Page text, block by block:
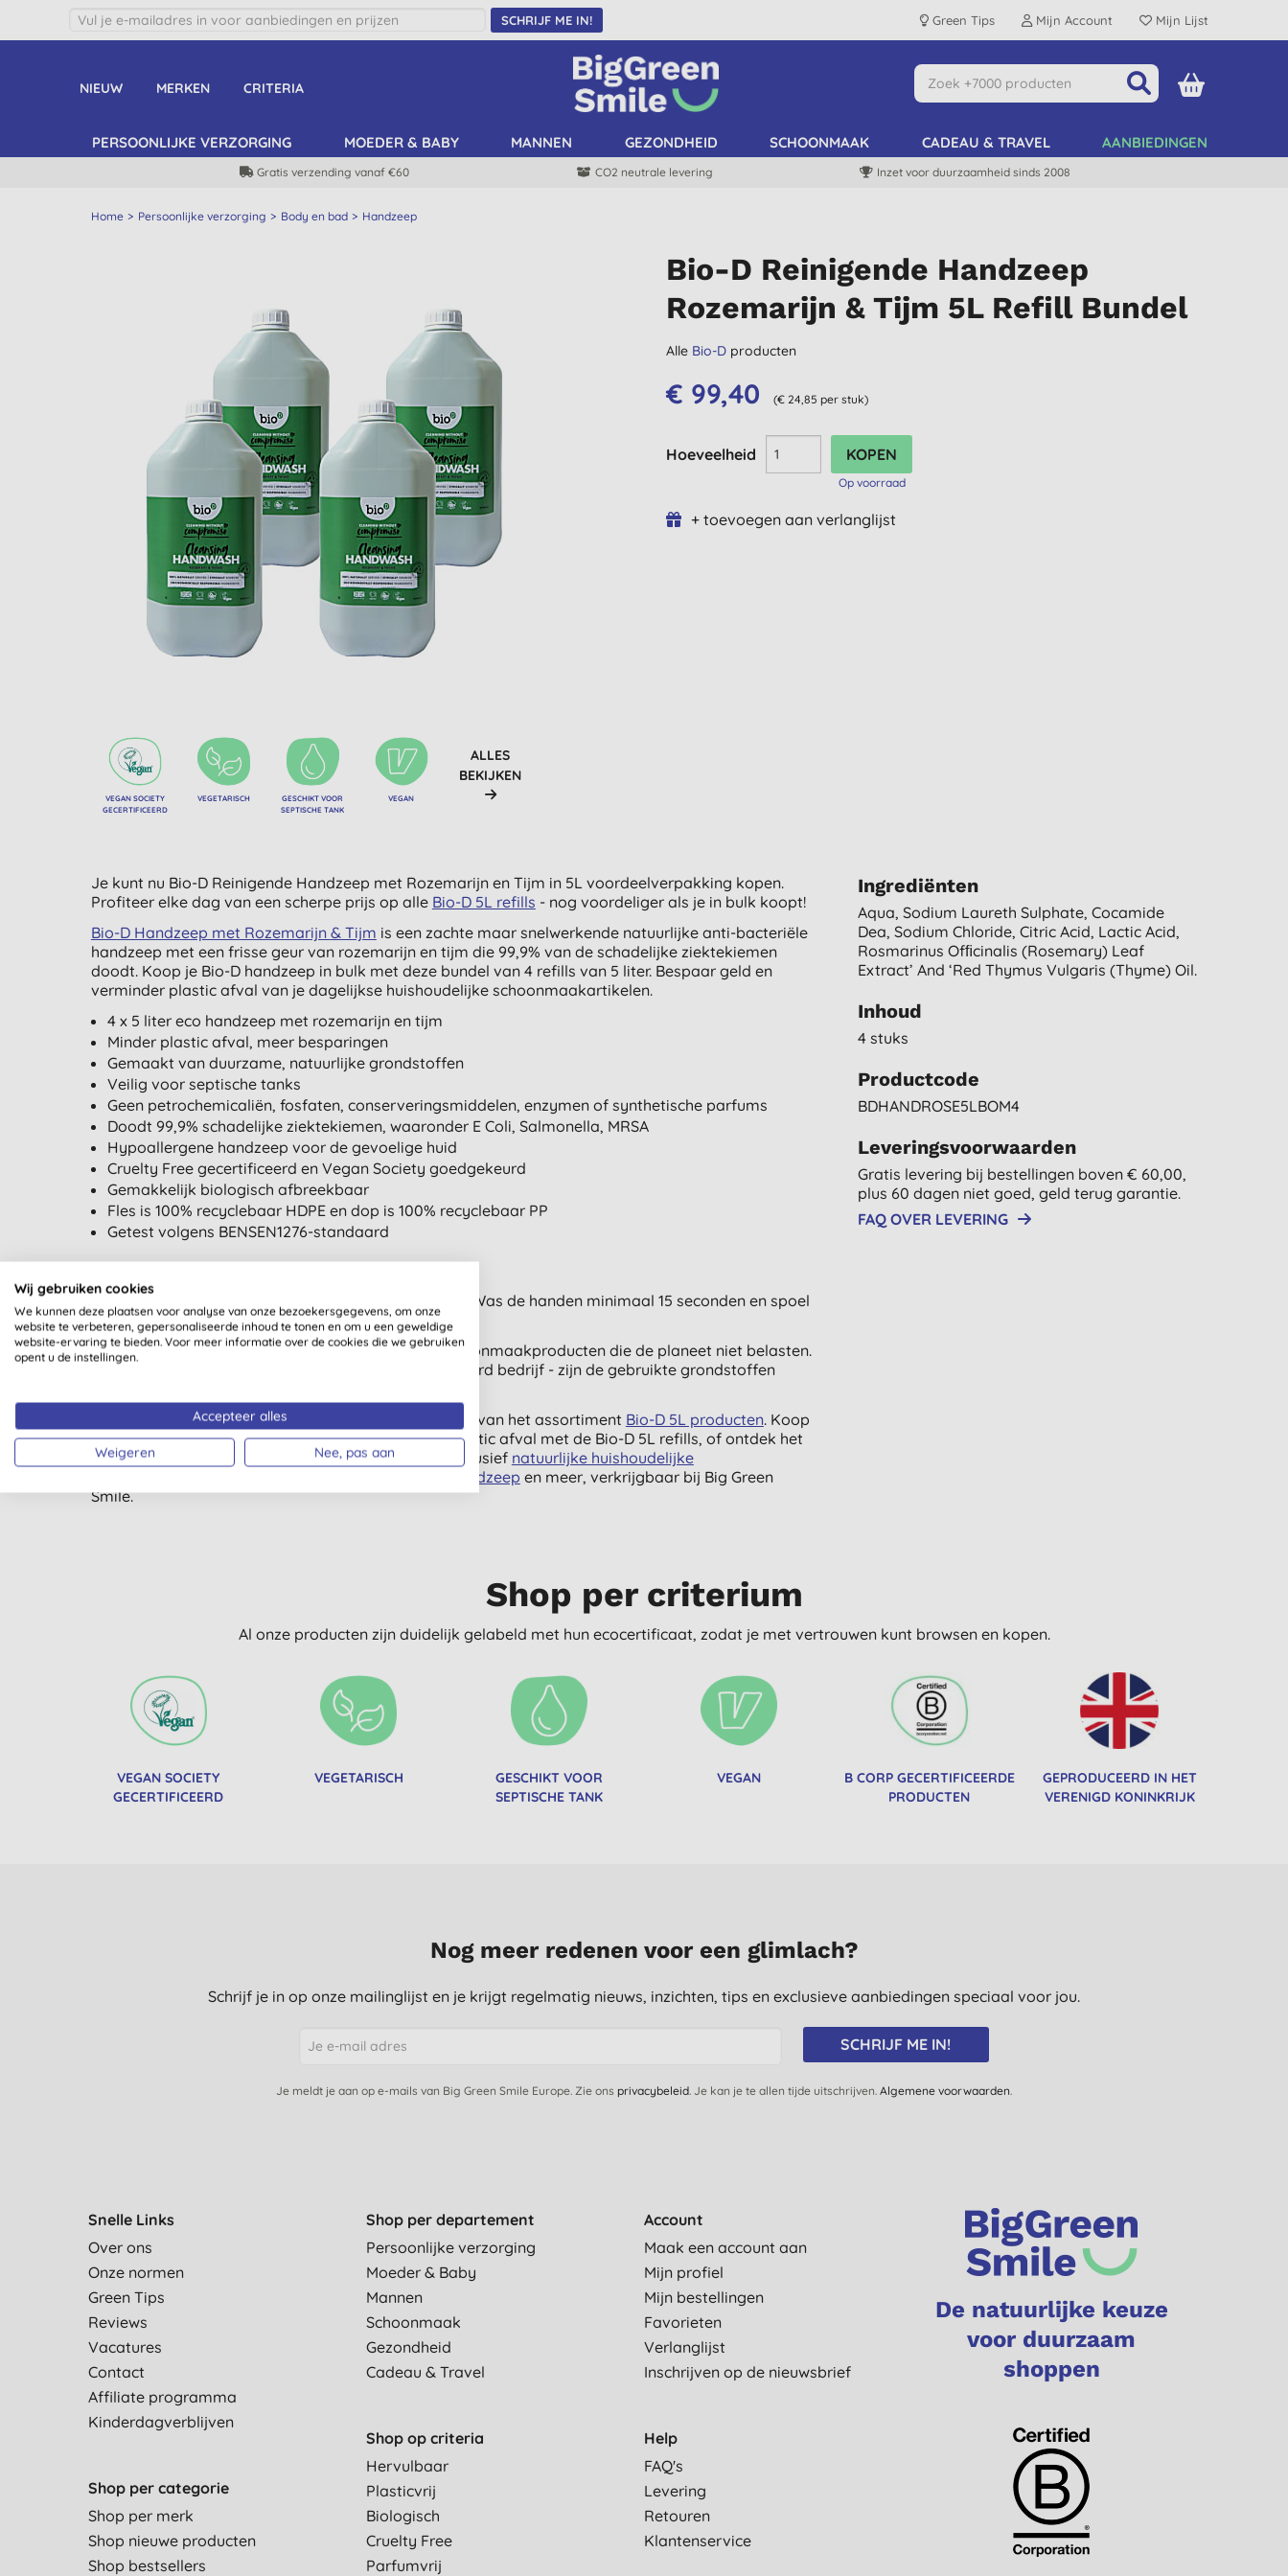
SCHRIJF ME IN! Green Tips Mijn Account Mijn Lijst
NIEUW MERKEN CRITERIA
PERSOONLIJKE VERZORGING MOEDER & BABY MANNEN GEZONDHEID SCHOONMAAK CADEAU & TRAVEL AANBIEDINGEN
Gratis verzending vanaf €60 CO2 neutrale levering Inzet voor duurzaamheid sinds 2008
Home Persoonlijke verzorging Body en bad Handzeep
VEGAN SOCIETY
GECERTIFICEERD
VEGETARISCH
GESCHIKT VOOR
SEPTISCHE TANK
VEGAN
ALLES
BEKIJKEN
Bio-D Reinigende Handzeep
Rozemarijn & Tijm 5L Refill Bundel
Alle Bio-D producten
€ 99,40 (€ 24,85 per stuk)
Hoeveelheid
Op voorraad
+ toevoegen aan verlanglijst
Je kunt nu Bio-D Reinigende Handzeep met Rozemarijn en Tijm in 5L voordeelverpakking kopen.
Profiteer elke dag van een scherpe prijs op alle Bio-D 5L refills - nog voordeliger als je in bulk koopt!
Bio-D Handzeep met Rozemarijn &Tijm is een zachte maar snelwerkende natuurlijke anti-bacteriële
handzeep met een frisse geur van rozemarijn en tijm die 99,9% van de schadelijke ziektekiemen
doodt. Koop je Bio-D handzeep in bulk met deze bundel van 4 refills van 5 liter. Bespaar geld en
verminder plastic afval van je dagelijkse huishoudelijke schoonmaakartikelen.
4 x 5 liter eco handzeep met rozemarijn en tijm
Minder plastic afval, meer besparingen
Gemaakt van duurzame, natuurlijke grondstoffen
Veilig voor septische tanks
Geen petrochemicaliën, fosfaten, conserveringsmiddelen, enzymen of synthetische parfums
Doodt 99,9% schadelijke ziektekiemen, waaronder E Coli, Salmonella, MRSA
Hypoallergene handzeep voor de gevoelige huid
Cruelty Free gecertificeerd en Vegan Society goedgekeurd
Gemakkelijk biologisch afbreekbaar
Fles is 100% recyclebaar HDPE en dop is 100% recyclebaar PP
Getest volgens BENSEN1276-standaard
Maak de handen nat en breng één pompje zeep aan. Was de handen minimaal 15 seconden en spoel
ze daarna af met schoon warm water.
Bio-D gelooft in effectieve, natuurlijke en veilige schoonmaakproducten die de planeet niet belasten.
Zoals bij alle Bio-D producten - een ethisch gemotiveerd bedrijf - zijn de gebruikte grondstoffen
Bio-D Rozemarijn & Tijm Handzeep 5L maakt deel uit van het assortiment Bio-D 5L producten. Koop
je favoriete Bio-D producten in bulk en verminder plastic afval met de Bio-D 5L refills, of ontdek het
volledige assortiment populaireBio-D producten , inclusief natuurlijke huishoudelijke
Bio-D handzeep en meer, verkrijgbaar bij Big Green
Smile.
Ingrediënten
Aqua, Sodium Laureth Sulphate, Cocamide
Dea, Sodium Chloride, Citric Acid, Lactic Acid,
Rosmarinus Ofﬁcinalis (rosemary) Leaf
Extract’ And ‘red Thymus Vulgaris (thyme) Oil.
Inhoud
4 stuks
Productcode
BDHANDROSE5LBOM4
Leveringsvoorwaarden
Gratis levering bij bestellingen boven € 60,00,
plus 60 dagen niet goed, geld terug garantie.
FAQ OVER LEVERING
Shop per criterium
Al onze producten zijn duidelijk gelabeld met hun ecocertificaat, zodat je met vertrouwen kunt browsen en kopen.
VEGAN SOCIETY
GECERTIFICEERD
VEGETARISCH
GESCHIKT VOOR
SEPTISCHE TANK
VEGAN
B CORP GECERTIFICEERDE
PRODUCTEN
GEPRODUCEERD IN HET
VERENIGD KONINKRIJK
Nog meer redenen voor een glimlach?
Schrijf je in op onze mailinglijst en je krijgt regelmatig nieuws, inzichten, tips en exclusieve aanbiedingen speciaal voor jou.
SCHRIJF ME IN!
Je meldt je aan op e-mails van Big Green Smile Europe. Zie ons privacybeleid. Je kan je te allen tijde uitschrijven. Algemene voorwaarden.
Snelle Links
Over ons
Onze normen
Green Tips
Reviews
Vacatures
Contact
Affiliate programma
Kinderdagverblijven
Shop per categorie
Shop per merk
Shop nieuwe producten
Shop bestsellers
Shop per departement
Persoonlijke verzorging
Moeder & Baby
Mannen
Schoonmaak
Gezondheid
Cadeau & Travel
Shop op criteria
Hervulbaar
Plasticvrij
Biologisch
Cruelty Free
Parfumvrij
Account
Maak een account aan
Mijn profiel
Mijn bestellingen
Favorieten
Verlanglijst
Inschrijven op de nieuwsbrief
Help
FAQ's
Levering
Retouren
Klantenservice
De natuurlijke keuze
voor duurzaam
shoppen
Wij gebruiken cookies
We kunnen deze plaatsen voor analyse van onze bezoekersgegevens, om onze
website te verbeteren, gepersonaliseerde inhoud te tonen en om u een geweldige
website-ervaring te bieden. Voor meer informatie over de cookies die we gebruiken
opent u de instellingen.
Accepteer alles
Weigeren Nee, pas aan